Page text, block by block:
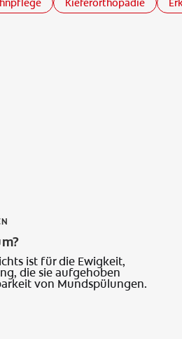
Kieferorthopädie
ist für die Ewigkeit,
die sie aufgehoben
von Mundspülungen.